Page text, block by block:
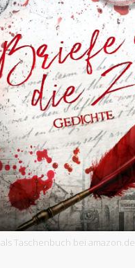
als Taschenbuch bei amazon.de